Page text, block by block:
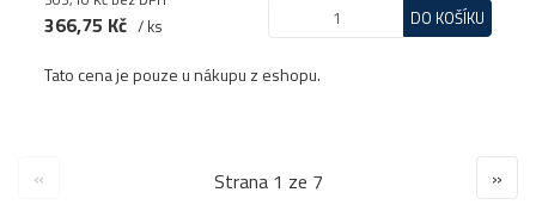
366,75 Kč / ks DO KOŠÍKU
Tato cena je pouze u nákupu z eshopu.
« Strana 1 ze 7 »